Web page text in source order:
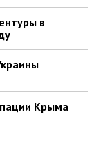
в
Крыма